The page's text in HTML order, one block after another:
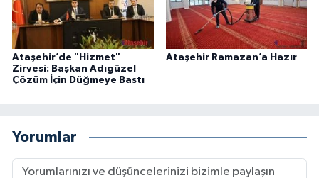
Ataşehir’de "Hizmet"
Zirvesi: Başkan Adıgüzel
Çözüm İçin Düğmeye Bastı
Ataşehir Ramazan’a Hazır
Yorumlar